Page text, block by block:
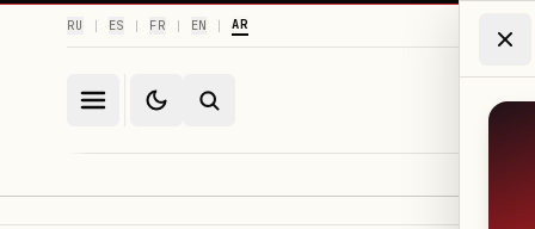
AR
|
EN
|
FR
|
ES
|
RU